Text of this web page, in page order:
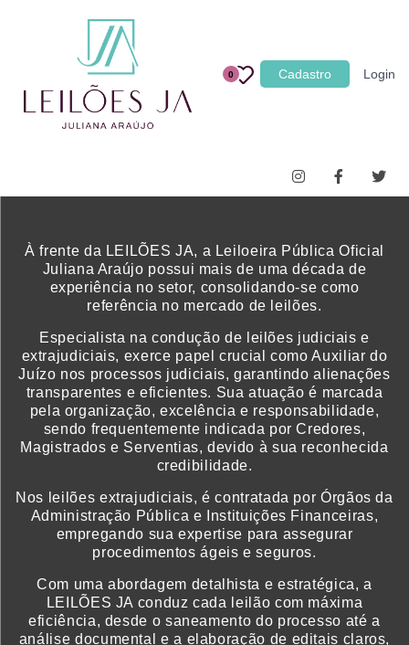
0 Cadastro Login
Categoria
Imóveis
Terrenos
Máquinas
À frente da LEILÕES JA, a Leiloeira Pública Oficial
Juliana Araújo possui mais de uma década de
experiência no setor, consolidando-se como
referência no mercado de leilões.
Especialista na condução de leilões judiciais e
extrajudiciais, exerce papel crucial como Auxiliar do
Juízo nos processos judiciais, garantindo alienações
transparentes e eficientes. Sua atuação é marcada
pela organização, excelência e responsabilidade,
sendo frequentemente indicada por Credores,
Magistrados e Serventias, devido à sua reconhecida
credibilidade.
Nos leilões extrajudiciais, é contratada por Órgãos da
Administração Pública e Instituições Financeiras,
empregando sua expertise para assegurar
procedimentos ágeis e seguros.
Com uma abordagem detalhista e estratégica, a
LEILÕES JA conduz cada leilão com máxima
eficiência, desde o saneamento do processo até a
análise documental e a elaboração de editais claros,